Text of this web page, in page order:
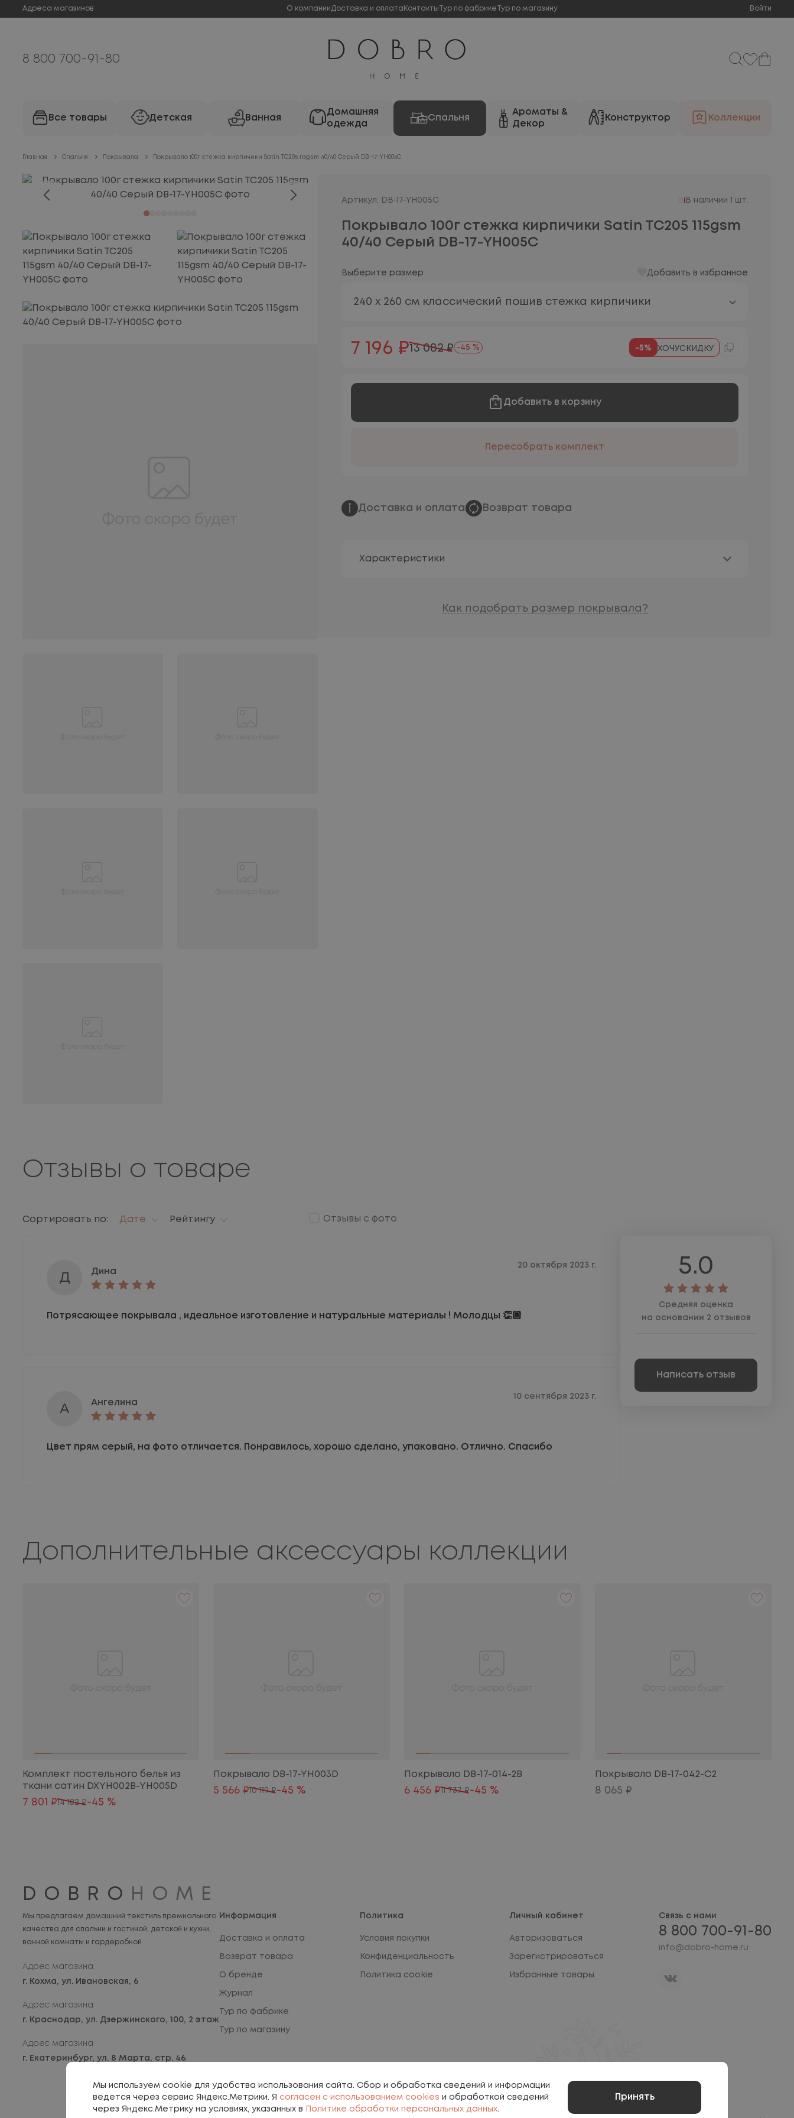
Адреса магазинов О компании Доставка и оплата Контакты Тур по фабрике Тур по магазину Войти
8 800 700-91-80
Все товары Детская Ванная
Домашняя
одежда
Спальня
Ароматы &
Декор
Конструктор Коллекции
Главная Спальня Покрывала Покрывало 100г стежка кирпичики Satin TC205 115gsm 40/40 Серый DB-17-YH005C
Артикул: DB-17-YH005C В наличии 1 шт.
Покрывало 100г стежка кирпичики Satin TC205 115gsm
40/40 Серый DB-17-YH005C
Выберите размер Добавить в избранное
240 х 260 см классический пошив стежка кирпичики
7 196 ₽13 082 ₽ -45 % -5% ХОЧУСКИДКУ
Добавить в корзину
Пересобрать комплект
Доставка и оплата Возврат товара
Характеристики
Как подобрать размер покрывала?
Отзывы о товаре
Сортировать по: Дате Рейтингу Отзывы с фото
Д Дина
20 октября 2023 г.
Потрясающее покрывала , идеальное изготовление и натуральные материалы ! Молодцы 👏🏼
А Ангелина
10 сентября 2023 г.
Цвет прям серый, на фото отличается. Понравилось, хорошо сделано, упаковано. Отлично. Спасибо
5.0
Средняя оценка
на основании 2 отзывов
Написать отзыв
Дополнительные аксессуары коллекции
Комплект постельного белья из
ткани сатин DXYH002B-YH005D
7 801 ₽14 182 ₽-45 %
Покрывало DB-17-YH003D
5 566 ₽10 119 ₽-45 %
Покрывало DB-17-014-2B
6 456 ₽11 737 ₽-45 %
Покрывало DB-17-042-C2
8 065 ₽
DOBRO HOME
Мы предлагаем домашний текстиль премиального
качества для спальни и гостиной, детской и кухни,
ванной комнаты и гардеробной
Адрес магазина
г. Кохма, ул. Ивановская, 6
Адрес магазина
г. Краснодар, ул. Дзержинского, 100, 2 этаж
Адрес магазина
г. Екатеринбург, ул. 8 Марта, стр. 46
Информация
Доставка и оплата
Возврат товара
О бренде
Журнал
Тур по фабрике
Тур по магазину
Политика
Условия покупки
Конфиденциальность
Политика cookie
Личный кабинет
Авторизоваться
Зарегистрироваться
Избранные товары
Связь с нами
8 800 700-91-80
info@dobro-home.ru
Мы используем cookie для удобства использования сайта. Сбор и обработка сведений и информации
ведется через сервис Яндекс.Метрики. Я согласен с использованием cookies и обработкой сведений
через Яндекс.Метрику на условиях, указанных в
Политике обработки персональных данных.
Принять